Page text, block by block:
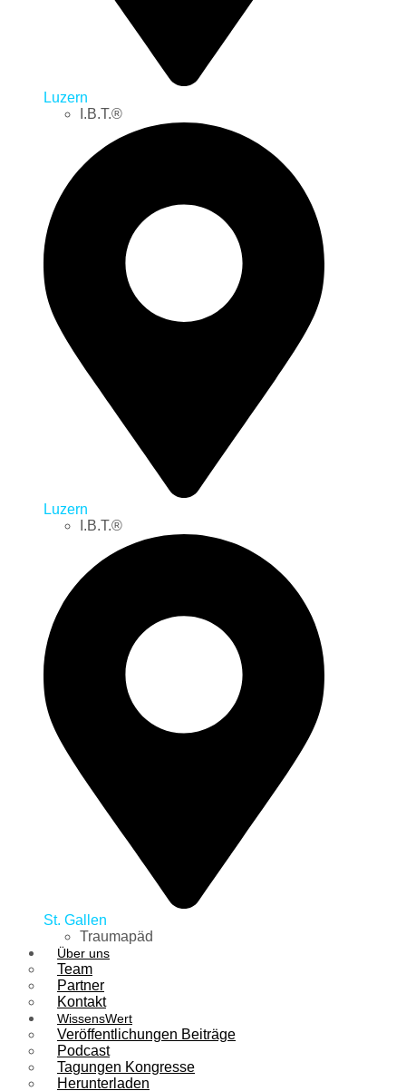
Luzern
I.B.T.®
Luzern
I.B.T.®
St. Gallen
Traumapäd
Über uns
Team
Partner
Kontakt
WissensWert
Veröffentlichungen Beiträge
Podcast
Tagungen Kongresse
Herunterladen